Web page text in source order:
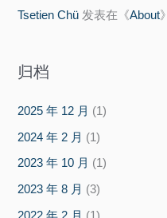
Tsetien Chü 发表在《About》
归档
2025 年 12 月 (1)
2024 年 2 月 (1)
2023 年 10 月 (1)
2023 年 8 月 (3)
2022 年 2 月 (1)